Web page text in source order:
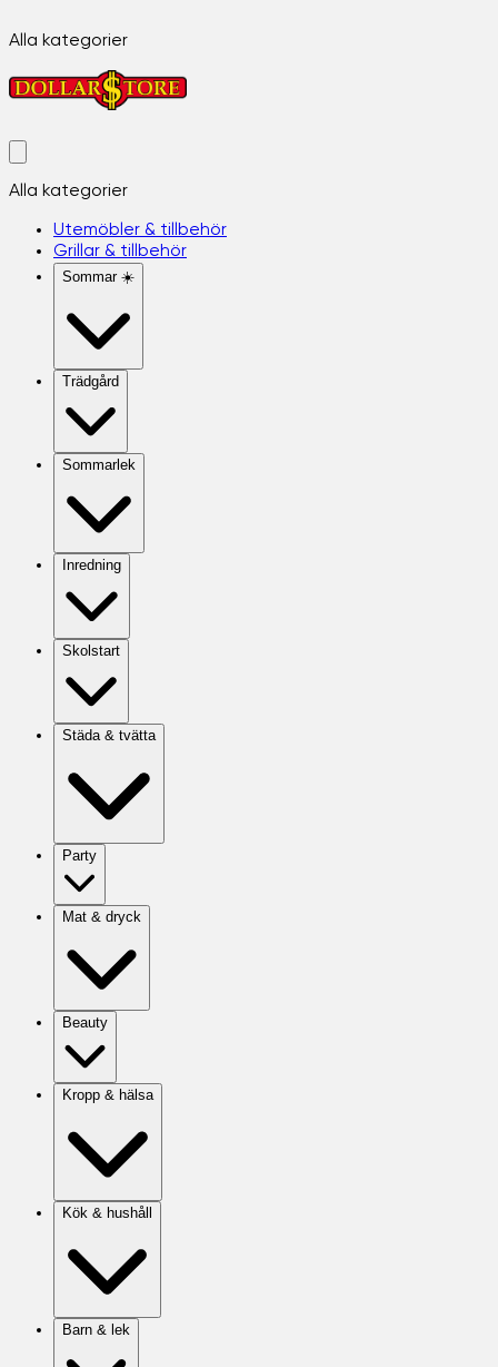
Alla kategorier
Alla kategorier
Utemöbler & tillbehör
Grillar & tillbehör
Sommar ☀️
Trädgård
Sommarlek
Inredning
Skolstart
Städa & tvätta
Party
Mat & dryck
Beauty
Kropp & hälsa
Kök & hushåll
Barn & lek